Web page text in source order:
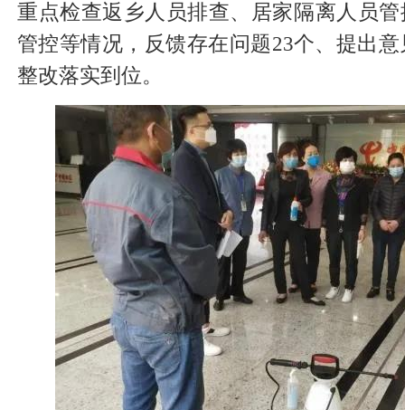
重点检查返乡人员排查、居家隔离人员
管控等情况，反馈存在问题23个、提出
整改落实到位。